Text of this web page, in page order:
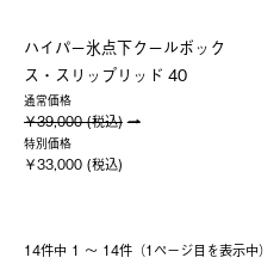
ハイパー氷点下クールボック
ス・スリップリッド 40
通常価格
￥39,000 (税込)
特別価格
￥33,000 (税込)
14件中 1 〜 14件（1ページ⽬を表⽰中）